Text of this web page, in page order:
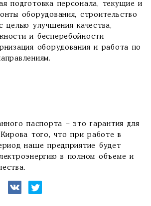
подготовка персонала, текущие и
оборудования, строительство
целью улучшения качества,
и бесперебойности
оборудования и работа по
паспорта – это гарантия для
того, что при работе в
наше предприятие будет
в полном объеме и